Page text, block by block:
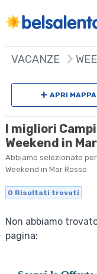
VACANZE
APRI MAPPA
I migliori
Weekend in
Abbiamo selezionato
Weekend in Mar Rosso
0 Risultati trovati
Non abbiamo
pagina: